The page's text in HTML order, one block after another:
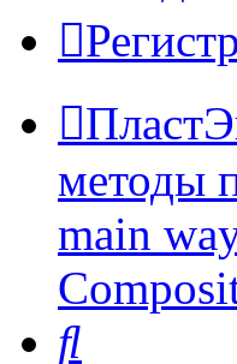
методы
main